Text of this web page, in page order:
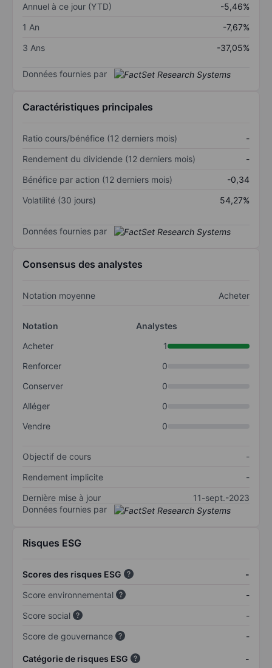
Annuel à ce jour (YTD)
-5,46%
1 An
-7,67%
3 Ans
-37,05%
Données fournies par
Caractéristiques principales
Ratio cours/bénéfice (12 derniers mois)
-
Rendement du dividende (12 derniers mois)
-
Bénéfice par action (12 derniers mois)
-0,34
Volatilité (30 jours)
54,27%
Données fournies par
Consensus des analystes
Notation moyenne Acheter
Notation
Analystes
Acheter
1
Renforcer
0
Conserver
0
Alléger
0
Vendre
0
Objectif de cours
-
Rendement implicite
-
Dernière mise à jour
11-sept.-2023
Données fournies par
Risques ESG
Scores des risques ESG
-
Score environnemental
-
Score social
-
Score de gouvernance
-
Catégorie de risques ESG -